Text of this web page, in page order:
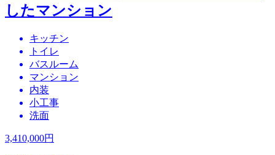
したマンション
キッチン
トイレ
バスルーム
マンション
内装
小工事
洗面
3,410,000円